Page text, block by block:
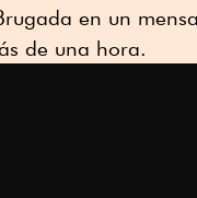
en un
de una hora.